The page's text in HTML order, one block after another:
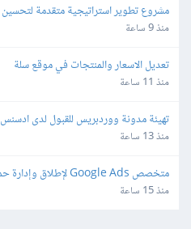
(Indexing)منذ 9 ساعة
تعديل الاسعار والمنتجات في موقع سلة
منذ 11 ساعة
تهيئة مدونة ووردبريس للقبول لدى ادسنس
منذ 13 ساعة
Lead Generation
منذ 15 ساعة